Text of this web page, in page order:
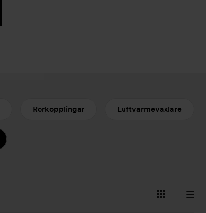
Rörkopplingar Luftvärmeväxlare
Visa
Visa